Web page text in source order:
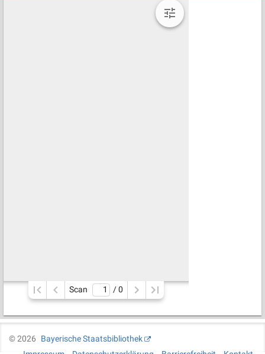
Scan / 0
©2026
Bayerische Staatsbibliothek